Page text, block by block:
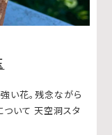
い花。残念ながら
いて 天空洞スタ